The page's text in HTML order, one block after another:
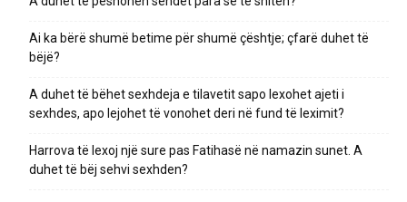
Ai ka bërë shumë betime për shumë çështje; çfarë duhet të
bëjë?
A duhet të bëhet sexhdeja e tilavetit sapo lexohet ajeti i
sexhdes, apo lejohet të vonohet deri në fund të leximit?
Harrova të lexoj një sure pas Fatihasë në namazin sunet. A
duhet të bëj sehvi sexhden?